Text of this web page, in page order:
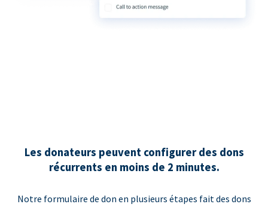
Les donateurs peuvent configurer des dons
récurrents en moins de 2 minutes.
Notre formulaire de don en plusieurs étapes fait des dons